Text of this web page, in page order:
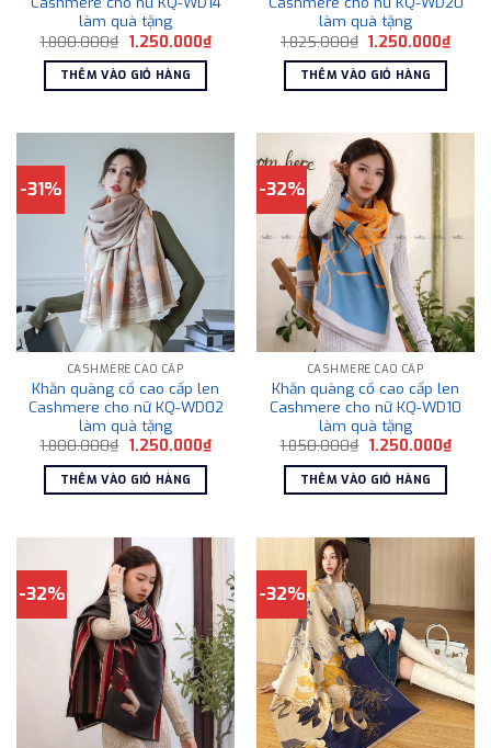
làm quà tặng
1.800.000₫ Giá
là:
1.800.000₫.
1.250.000₫Giá
hiện
1.250.000₫.
THÊM VÀO GIỎ HÀNG
làm quà tặng
1.825.000₫ Giá
là:
1.825.000₫.
1.250.000₫Giá
hiện
THÊM VÀO GIỎ HÀNG
-31%
CASHMERE CAO CẤP
Khăn quàng cổ cao cấp len
Cashmere cho nữ KQ-WD02
làm quà tặng
1.800.000₫ Giá
là:
1.800.000₫.
1.250.000₫Giá
hiện
1.250.000₫.
THÊM VÀO GIỎ HÀNG
-32%
CASHMERE CAO CẤP
Khăn quàng cổ cao cấp len
Cashmere cho nữ KQ-WD10
làm quà tặng
1.850.000₫ Giá
là:
1.850.000₫.
1.250.000₫Giá
hiện
THÊM VÀO GIỎ HÀNG
-32% -32%